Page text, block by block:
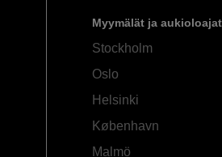
Myymälät ja aukioloajat
Stockholm
Oslo
Helsinki
København
Malmö